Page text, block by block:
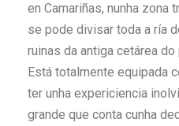
en Camariñas, nunha zona
se pode divisar toda a ría
ruinas da antiga cetárea do
Está totalmente equipada
ter unha expericiencia
grande que conta cunha